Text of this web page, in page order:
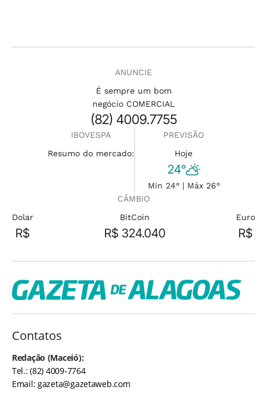
ANUNCIE
É sempre um bom
negócio COMERCIAL
(82) 4009.7755
IBOVESPA
Resumo do mercado:
PREVISÃO
Hoje
24°
Min 24° | Máx 26°
CÂMBIO
Dolar
R$
BitCoin
R$ 324.040
Euro
R$
Contatos
Redação (Maceió):
Tel.: (82) 4009-7764
Email:gazeta@gazetaweb.com